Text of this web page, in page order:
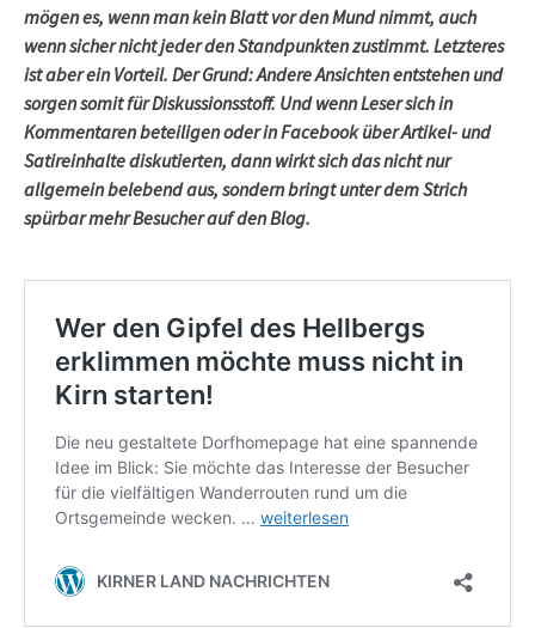
mögen es, wenn man kein Blatt vor den Mund nimmt, auch
wenn sicher nicht jeder den Standpunkten zustimmt. Letzteres
ist aber ein Vorteil. Der Grund: Andere Ansichten entstehen und
sorgen somit für Diskussionsstoff. Und wenn Leser sich in
Kommentaren beteiligen oder in Facebook über Artikel- und
Satireinhalte diskutierten, dann wirkt sich das nicht nur
allgemein belebend aus, sondern bringt unter dem Strich
spürbar mehr Besucher auf den Blog.